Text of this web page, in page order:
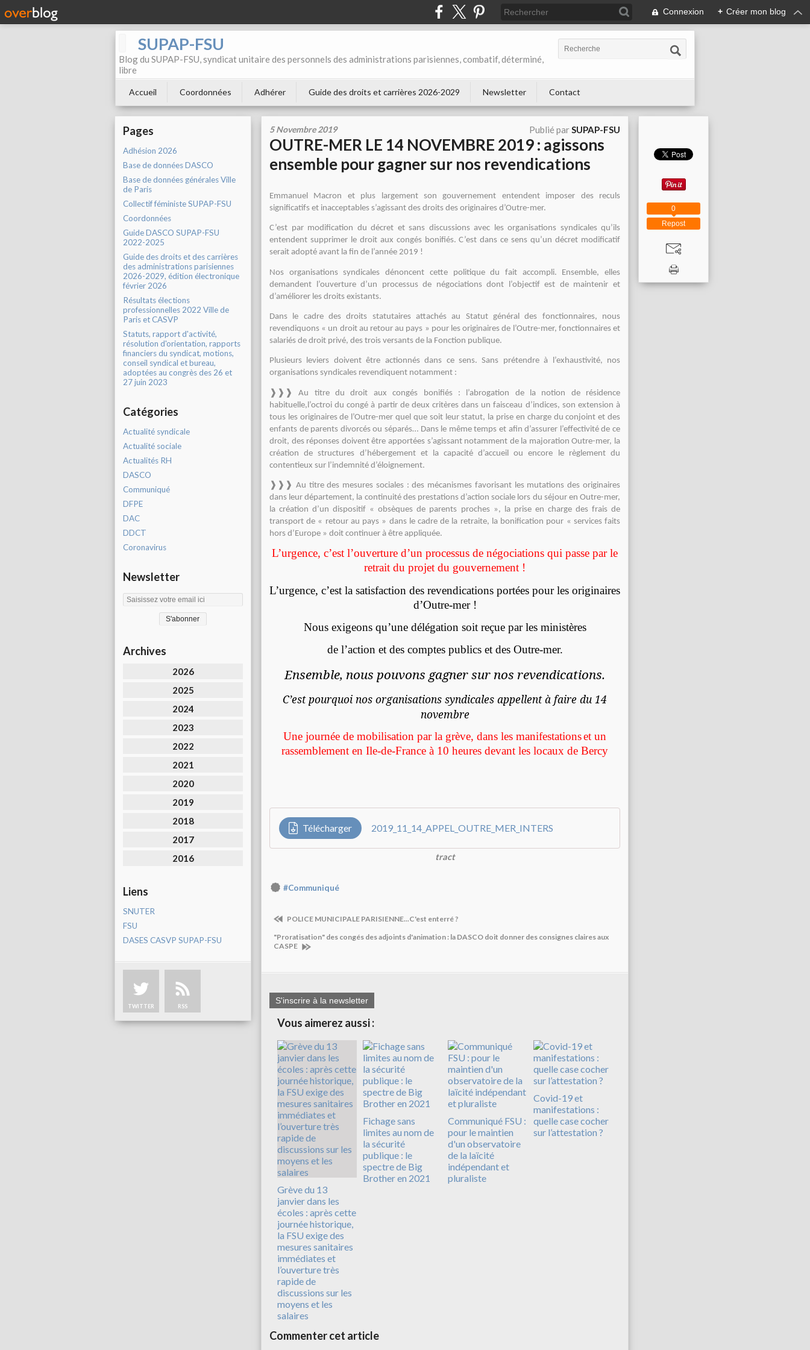
Connexion + Créer mon blog
SUPAP-FSU
Blog du SUPAP-FSU, syndicat unitaire des personnels des administrations parisiennes, combatif, déterminé,
libre
Accueil Coordonnées Adhérer Guide des droits et carrières 2026-2029 Newsletter Contact
Pages
Adhésion 2026
Base de données DASCO
Base de données générales Ville
de Paris
Collectif féministe SUPAP-FSU
Coordonnées
Guide DASCO SUPAP-FSU
2022-2025
Guide des droits et des carrières
des administrations parisiennes
2026-2029, édition électronique
février 2026
Résultats élections
professionnelles 2022 Ville de
Paris et CASVP
Statuts, rapport d'activité,
résolution d'orientation, rapports
financiers du syndicat, motions,
conseil syndical et bureau,
adoptées au congrès des 26 et
27 juin 2023
Catégories
Actualité syndicale
Actualité sociale
Actualités RH
DASCO
Communiqué
DFPE
DAC
DDCT
Coronavirus
Newsletter
Archives
2026
2025
2024
2023
2022
2021
2020
2019
2018
2017
2016
Liens
SNUTER
FSU
DASES CASVP SUPAP-FSU
TWITTER RSS
5 Novembre 2019 Publié parSUPAP-FSU
OUTRE-MER LE 14 NOVEMBRE 2019 : agissons
ensemble pour gagner sur nos revendications
Emmanuel Macron et plus largement son gouvernement entendent imposer des reculs
significatifs et inacceptables s’agissant des droits des originaires d’Outre-mer.
C’est par modification du décret et sans discussions avec les organisations syndicales qu’ils
entendent supprimer le droit aux congés bonifiés. C’est dans ce sens qu’un décret modificatif
serait adopté avant la fin de l’année 2019 !
Nos organisations syndicales dénoncent cette politique du fait accompli. Ensemble, elles
demandent l’ouverture d’un processus de négociations dont l’objectif est de maintenir et
d’améliorer les droits existants.
Dans le cadre des droits statutaires attachés au Statut général des fonctionnaires, nous
revendiquons « un droit au retour au pays » pour les originaires de l’Outre-mer, fonctionnaires et
salariés de droit privé, des trois versants de la Fonction publique.
Plusieurs leviers doivent être actionnés dans ce sens. Sans prétendre à l’exhaustivité, nos
organisations syndicales revendiquent notamment :
❱❱❱ Au titre du droit aux congés bonifiés : l’abrogation de la notion de résidence
habituelle,l’octroi du congé à partir de deux critères dans un faisceau d’indices, son extension à
tous les originaires de l’Outre-mer quel que soit leur statut, la prise en charge du conjoint et des
enfants de parents divorcés ou séparés… Dans le même temps et afin d’assurer l’effectivité de ce
droit, des réponses doivent être apportées s’agissant notamment de la majoration Outre-mer, la
création de structures d’hébergement et la capacité d’accueil ou encore le règlement du
contentieux sur l’indemnité d’éloignement.
❱❱❱ Au titre des mesures sociales : des mécanismes favorisant les mutations des originaires
dans leur département, la continuité des prestations d’action sociale lors du séjour en Outre-mer,
la création d’un dispositif « obsèques de parents proches », la prise en charge des frais de
transport de « retour au pays » dans le cadre de la retraite, la bonification pour « services faits
hors d’Europe » doit continuer à être appliquée.
L’urgence, c’est l’ouverture d’un processus de négociations qui passe par le
retrait du projet du gouvernement !
L’urgence, c’est la satisfaction des revendications portées pour les originaires
d’Outre-mer !
Nous exigeons qu’une délégation soit reçue par les ministères
de l’action et des comptes publics et des Outre-mer.
Ensemble, nous pouvons gagner sur nos revendications.
C’est pourquoi nos organisations syndicales appellent à faire du 14
novembre
Une journée de mobilisation par la grève, dans les manifestationset un
rassemblement en Ile-de-France à 10 heures devant les locaux de Bercy
Télécharger 2019_11_14_APPEL_OUTRE_MER_INTERS
tract
#Communiqué
POLICE MUNICIPALE PARISIENNE...C'est enterré ?
"Proratisation" des congés des adjoints d'animation : la DASCO doit donner des consignes claires aux
CASPE
S'inscrire à la newsletter
Vous aimerez aussi :
Grève du 13
janvier dans les
écoles : après cette
journée historique,
la FSU exige des
mesures sanitaires
immédiates et
l’ouverture très
rapide de
discussions sur les
moyens et les
salaires
Fichage sans
limites au nom de
la sécurité
publique : le
spectre de Big
Brother en 2021
Communiqué FSU :
pour le maintien
d'un observatoire
de la laïcité
indépendant et
pluraliste
Covid-19 et
manifestations :
quelle case cocher
sur l’attestation ?
Commenter cet article
Repost
0